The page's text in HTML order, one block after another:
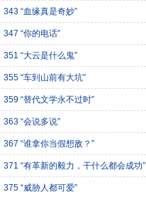
343 “血缘真是奇妙”
347 “你的电话”
351 “大云是什么鬼”
355 “车到山前有大坑”
359 “替代文学永不过时”
363 “会说多说”
367 “谁拿你当假想敌？”
371 “有革新的毅力，干什么都会成功”
375 “威胁人都可爱”